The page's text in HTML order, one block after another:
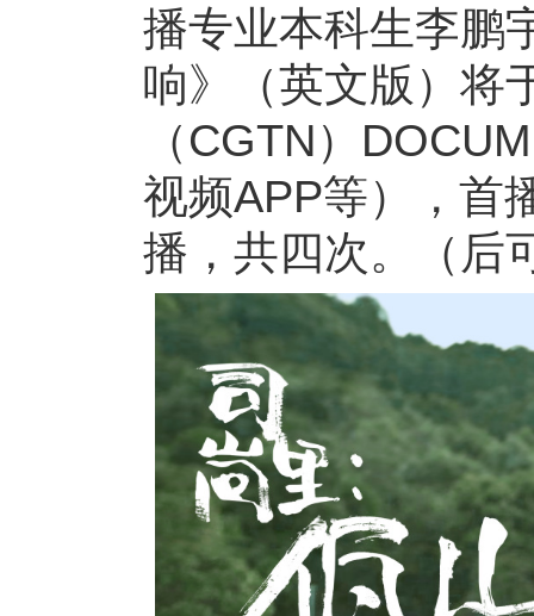
播专业本科生李鹏
响》（英文版）将
（CGTN）
视频APP等），首
播，共四次。（后